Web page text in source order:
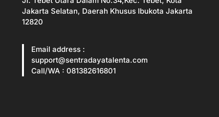
Jakarta Selatan, Daerah Khusus Ibukota Jakarta
12820
Email address :
support@sentradayatalenta.com
Call/WA : 081382616801